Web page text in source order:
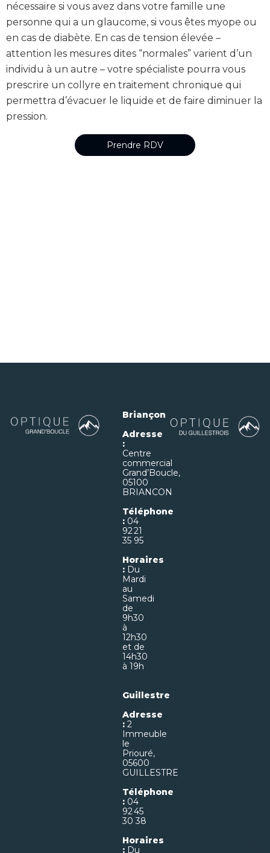
nécessaire si vous avez dans votre famille une
personne qui a un glaucome, si vous êtes myope ou
en cas de diabète. En cas de tension élevée –
attention les mesures dites “normales” varient d’un
individu à un autre – votre spécialiste pourra vous
prescrire un collyre en traitement chronique qui
permettra d’évacuer le liquide et de faire diminuer la
pression.
Prendre RDV
Briançon
Adresse
:
Centre
commercial
Grand’Boucle,
05100
BRIANCON
Téléphone
: 04
92 21
35 95
Horaires
: Du
Mardi
au
Samedi
de
9h30
à
12h30
et de
14h30
à 19h
Guillestre
Adresse
: 2
Immeuble
le
Priouré,
05600
GUILLESTRE
Téléphone
: 04
92 45
30 38
Horaires
: Du